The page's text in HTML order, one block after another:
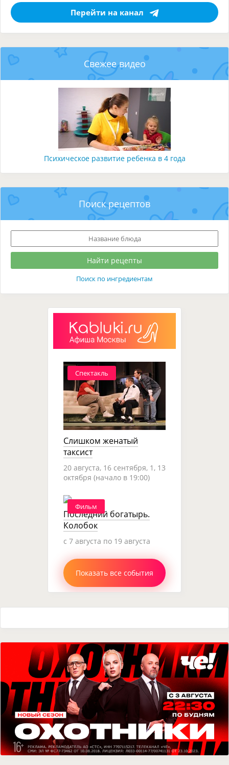
Перейти на канал
Свежее видео
Психическое развитие ребенка в 4 года
Поиск рецептов
Поиск по ингредиентам
Спектакль
Слишком женатый
таксист
20 августа, 16 сентября, 1, 13
октября (начало в 19:00)
Фильм
Последний богатырь.
Колобок
c 7 августа по 19 августа
Показать все события